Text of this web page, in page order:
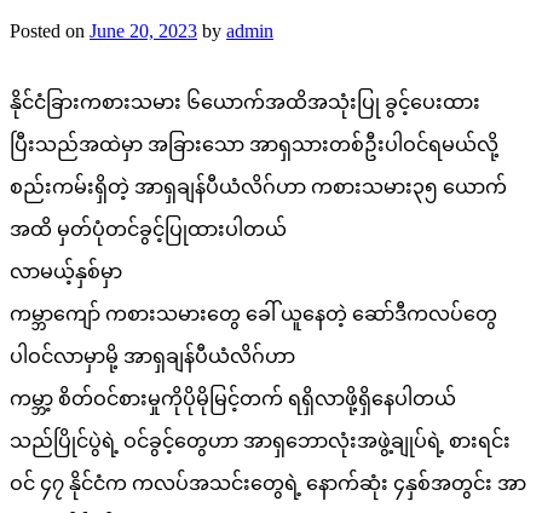
Posted on June 20, 2023 by admin
နိုင်ငံခြားကစားသမား ၆ယောက်အထိအသုံးပြု ခွင့်ပေးထား
ပြီးသည်အထဲမှာ အခြားသော အာရှသားတစ်ဦးပါဝင်ရမယ်လို့
စည်းကမ်းရှိတဲ့ အာရှချန်ပီယံလိဂ်ဟာ ကစားသမား၃၅ ယောက်
အထိ မှတ်ပုံတင်ခွင့်ပြုထားပါတယ်
လာမယ့်နှစ်မှာ
ကမ္ဘာကျော် ကစားသမားတွေ ခေါ် ယူနေတဲ့ ဆော်ဒီကလပ်တွေ
ပါဝင်လာမှာမို့ အာရှချန်ပီယံလိဂ်ဟာ
ကမ္ဘာ့ စိတ်ဝင်စားမှုကိုပိုမိုမြင့်တက် ရရှိလာဖို့ရှိနေပါတယ်
သည်ပြိုင်ပွဲရဲ့ ဝင်ခွင့်တွေဟာ အာရှဘောလုံးအဖွဲ့ချုပ်ရဲ့ စားရင်း
ဝင် ၄၇ နိုင်ငံက ကလပ်အသင်းတွေရဲ့ နောက်ဆုံး ၄နှစ်အတွင်း အာ